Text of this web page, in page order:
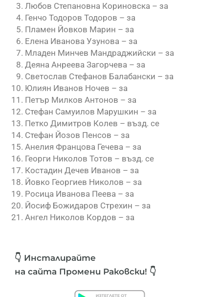
Любов Степановна Кориновска – за
Генчо Тодоров Тодоров – за
Пламен Йовков Марин – за
Елена Иванова Узунова – за
Младен Минчев Мандраджийски – за
Деяна Анреева Загорчева – за
Светослав Стефанов Балабански – за
Юлиян Иванов Ночев – за
Петър Милков Антонов – за
Стефан Самуилов Марушкин – за
Петко Димитров Колев – възд. се
Стефан Йозов Пенсов – за
Анелия Францова Гечева – за
Георги Николов Тотов – възд. се
Костадин Дечев Иванов – за
Йовко Георгиев Николов – за
Росица Иванова Пеева – за
Йосиф Божидаров Стрехин – за
Ангел Николов Кордов – за
👇 Инсталирайте
на сайта Промени Раковски! 👇